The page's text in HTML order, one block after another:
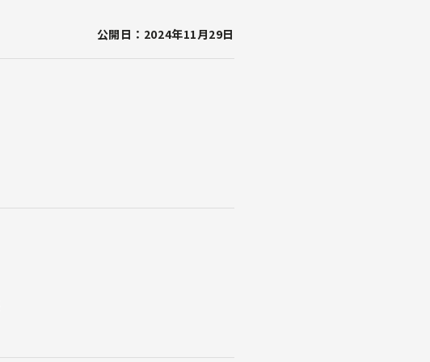
公開日：2024年11月29日